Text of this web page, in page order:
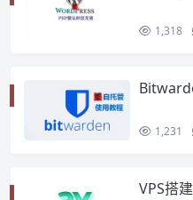
1,318
1,231
VPS搭